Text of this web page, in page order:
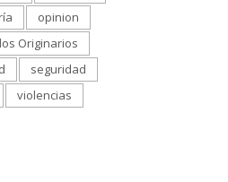
opinion
Originarios
seguridad
violencias